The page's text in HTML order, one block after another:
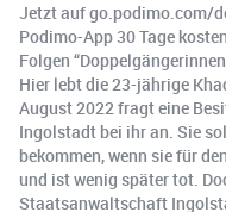
Jetzt auf go.podimo.com/
Podimo-App 30 Tage
Folgen
Hier lebt die 23-jährige
August 2022 fragt eine
Ingolstadt bei ihr an. Sie
bekommen, wenn sie für
und ist wenig später tot.
Staatsanwaltschaft